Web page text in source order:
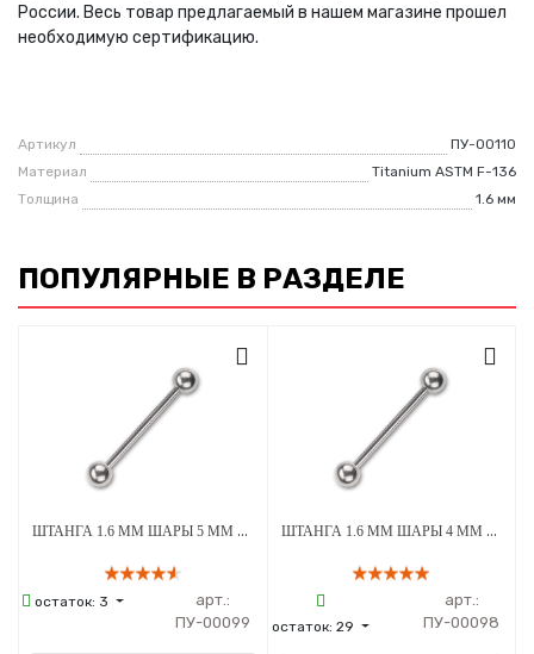
России. Весь товар предлагаемый в нашем магазине прошел
необходимую сертификацию.
Артикул
ПУ-00110
Материал
Titanium ASTM F-136
Толщина
1.6 мм
ПОПУЛЯРНЫЕ В РАЗДЕЛЕ
ШТАНГА 1.6 ММ ШАРЫ 5 ММ ВНУТРЕННЯЯ РЕЗЬБА ТИТАН
остаток: 3
арт.:
ПУ-00099
ШТАНГА 1.6 ММ ШАРЫ 4 ММ ВНУТРЕННЯЯ РЕЗЬБА ТИТАН
остаток:29
арт.:
ПУ-00098